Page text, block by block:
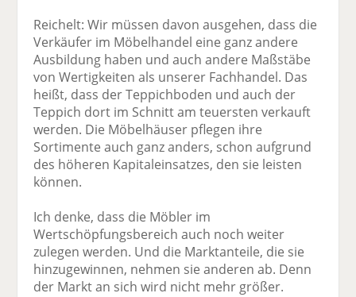
Reichelt: Wir müssen davon ausgehen, dass die
Verkäufer im Möbelhandel eine ganz andere
Ausbildung haben und auch andere Maßstäbe
von Wertigkeiten als unserer Fachhandel. Das
heißt, dass der Teppichboden und auch der
Teppich dort im Schnitt am teuersten verkauft
werden. Die Möbelhäuser pflegen ihre
Sortimente auch ganz anders, schon aufgrund
des höheren Kapitaleinsatzes, den sie leisten
können.
Ich denke, dass die Möbler im
Wertschöpfungsbereich auch noch weiter
zulegen werden. Und die Marktanteile, die sie
hinzugewinnen, nehmen sie anderen ab. Denn
der Markt an sich wird nicht mehr größer.